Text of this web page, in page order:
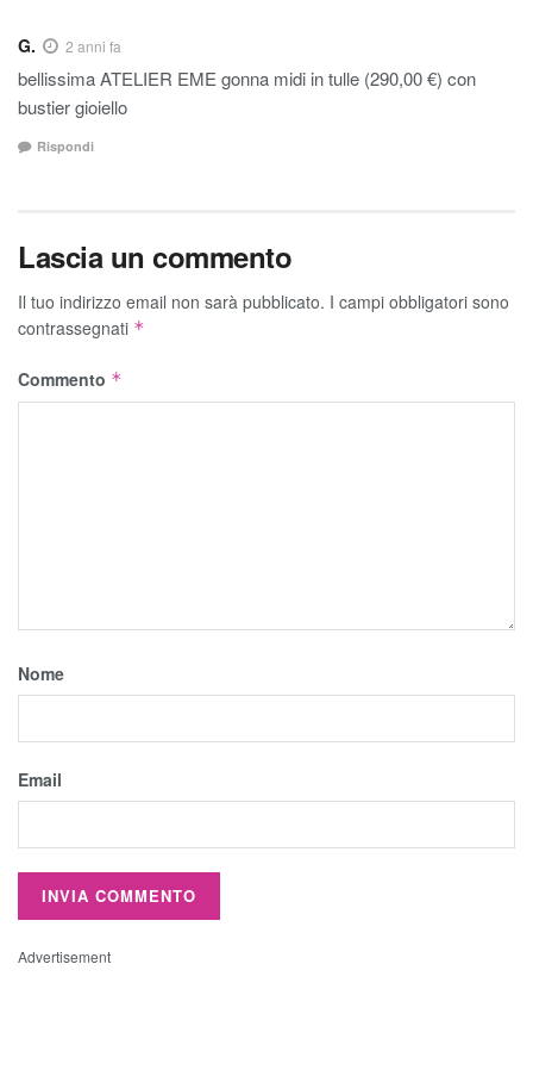
G. 2 anni fa
bellissima ATELIER EME gonna midi in tulle (290,00 €) con
bustier gioiello
Rispondi
Lascia un commento
Il tuo indirizzo email non sarà pubblicato. I campi obbligatori sono
contrassegnati *
Commento *
Nome
Email
Advertisement